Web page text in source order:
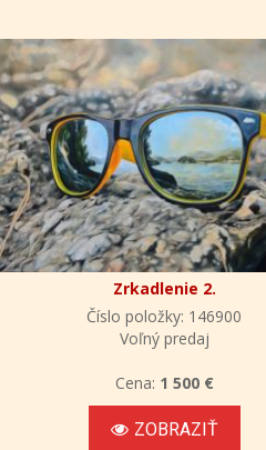
Zrkadlenie 2.
Číslo položky: 146900
Voľný predaj
Cena: 1 500 €
ZOBRAZIŤ